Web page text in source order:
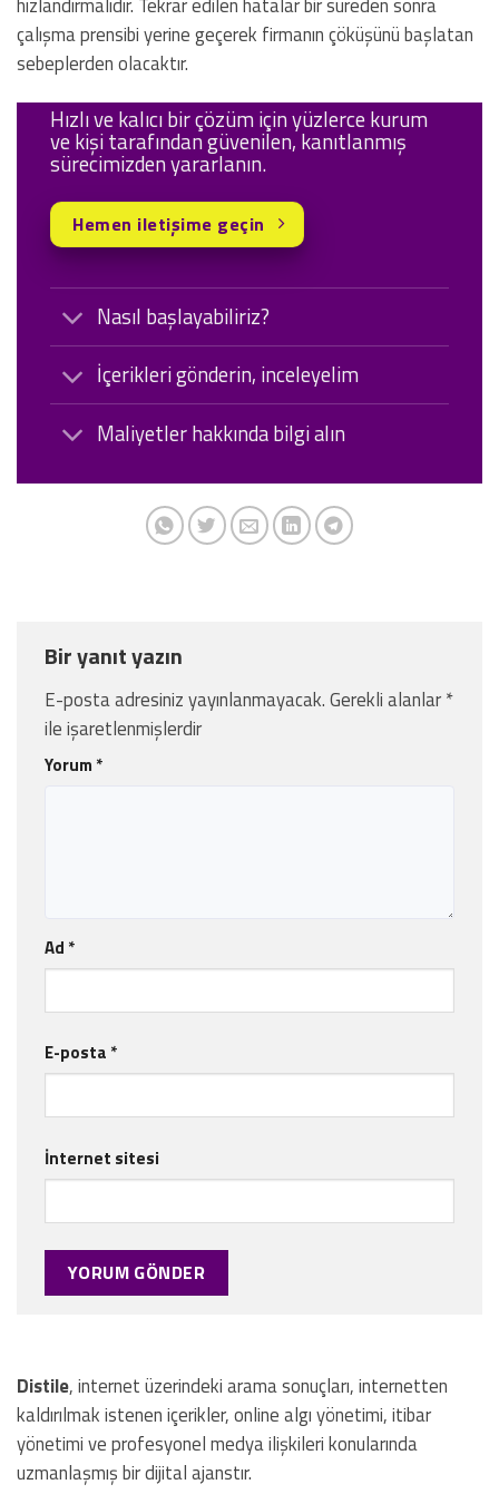
çalışma prensibi yerine geçerek firmanın çöküşünü başlatan
sebeplerden olacaktır.
Nasıl başlayabiliriz?
İçerikleri gönderin, inceleyelim
Maliyetler hakkında bilgi alın
Hızlı ve kalıcı bir çözüm için yüzlerce kurum
ve kişi tarafından güvenilen, kanıtlanmış
sürecimizden yararlanın.
Hemen iletişime geçin
Bir yanıt yazın
E-posta adresiniz yayınlanmayacak.Gerekli alanlar*
ile işaretlenmişlerdir
Yorum *
Ad *
E-posta *
İnternet sitesi
Distile, internet üzerindeki arama sonuçları, internetten
kaldırılmak istenen içerikler, online algı yönetimi, itibar
yönetimi ve profesyonel medya ilişkileri konularında
uzmanlaşmış bir dijital ajanstır.